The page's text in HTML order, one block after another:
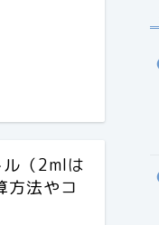
（2mlは
方法やコ